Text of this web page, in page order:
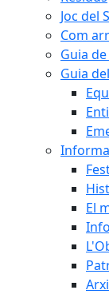
Joc del
Com
Guia
Guia
El